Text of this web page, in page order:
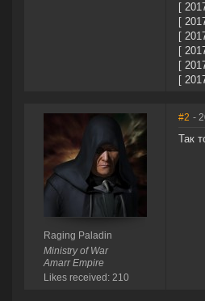
[
[
[
[
[
[
Raging Paladin
Ministry of War
Amarr Empire
Likes received: 210
#2 -
Так